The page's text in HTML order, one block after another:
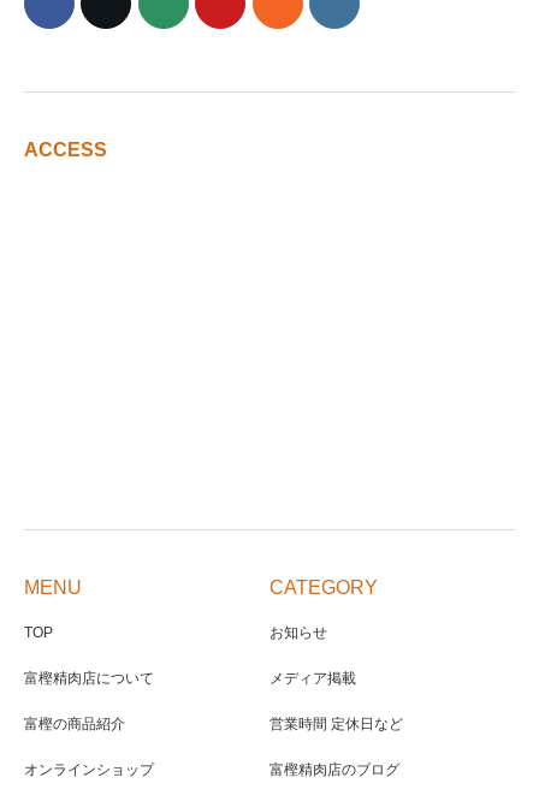
ACCESS
MENU
TOP
富樫精肉店について
富樫の商品紹介
オンラインショップ
CATEGORY
お知らせ
メディア掲載
営業時間 定休日など
富樫精肉店のブログ